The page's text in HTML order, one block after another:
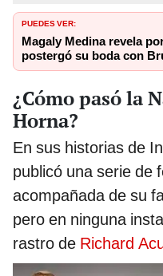
PUEDES VER:
Magaly Medina revela
postergó su boda con
¿Cómo pasó la
Horna?
En sus historias de
publicó una serie de
acompañada de su
pero en ninguna
rastro de Richard